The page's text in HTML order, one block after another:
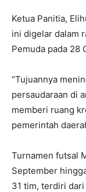
‎Ketua Panitia,
ini digelar dalam
Pemuda pada 28
‎“Tujuannya
persaudaraan di
memberi ruang
pemerintah
‎Turnamen futsal
September
31 tim, terdiri